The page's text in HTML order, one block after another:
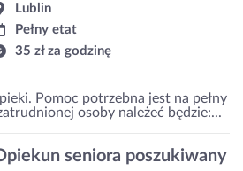
Lublin
Pełny etat
35 zł za godzinę
Pomoc potrzebna jest na pełny
osoby należeć będzie:...
seniora poszukiwany